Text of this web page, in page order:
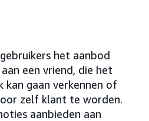
het aanbod
een vriend, die het
kan gaan verkennen of
zelf klant te worden.
aanbieden aan